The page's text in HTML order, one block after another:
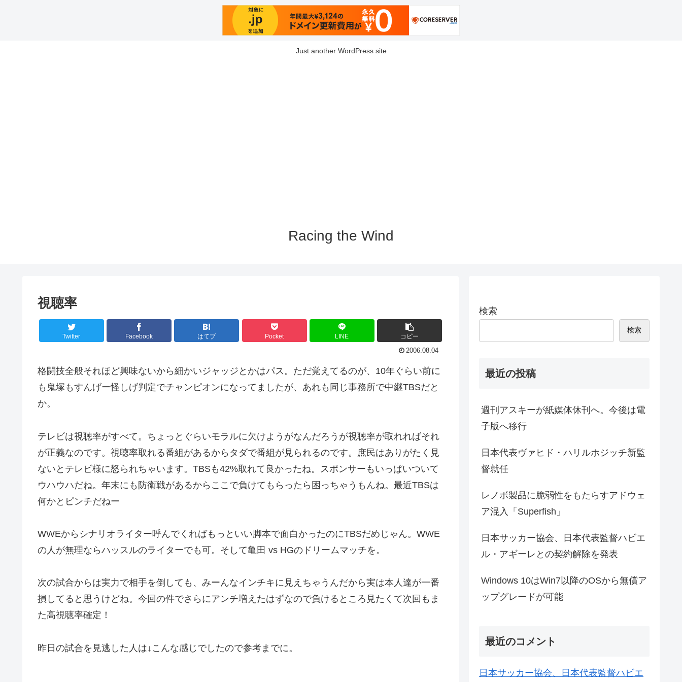
Just another WordPress site
Racing the Wind
視聴率
Twitter Facebook はてブ Pocket LINE コピー
2006.08.04
格闘技全般それほど興味ないから細かいジャッジとかはパス。ただ覚えてるのが、10年ぐらい前に
も鬼塚もすんげー怪しげ判定でチャンピオンになってましたが、あれも同じ事務所で中継TBSだと
か。
テレビは視聴率がすべて。ちょっとぐらいモラルに欠けようがなんだろうが視聴率が取れればそれ
が正義なのです。視聴率取れる番組があるからタダで番組が見られるのです。庶民はありがたく見
ないとテレビ様に怒られちゃいます。TBSも42%取れて良かったね。スポンサーもいっぱいついて
ウハウハだね。年末にも防衛戦があるからここで負けてもらったら困っちゃうもんね。最近TBSは
何かとピンチだねー
WWEからシナリオライター呼んでくればもっといい脚本で面白かったのにTBSだめじゃん。WWE
の人が無理ならハッスルのライターでも可。そして亀田 vs HGのドリームマッチを。
次の試合からは実力で相手を倒しても、みーんなインチキに見えちゃうんだから実は本人達が一番
損してると思うけどね。今回の件でさらにアンチ増えたはずなので負けるところ見たくて次回もま
た高視聴率確定！
昨日の試合を見逃した人は↓こんな感じでしたので参考までに。
検索
検索
最近の投稿
週刊アスキーが紙媒体休刊へ。今後は電
子版へ移行
日本代表ヴァヒド・ハリルホジッチ新監
督就任
レノボ製品に脆弱性をもたらすアドウェ
ア混入「Superfish」
日本サッカー協会、日本代表監督ハビエ
ル・アギーレとの契約解除を発表
Windows 10はWin7以降のOSから無償ア
ップグレードが可能
最近のコメント
日本サッカー協会、日本代表監督ハビエ